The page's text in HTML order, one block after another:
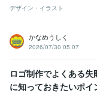
デザイン・イラスト
かなめうしく
2026/07/30 05:07
ロゴ制作でよくある
に知っておきたいポイ